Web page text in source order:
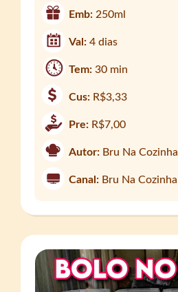
Emb: 250ml
Val:4 dias
Tem:30 min
Cus: R$3,33
Pre: R$7,00
Autor: Bru Na Cozinha
Canal: Bru Na Cozinha